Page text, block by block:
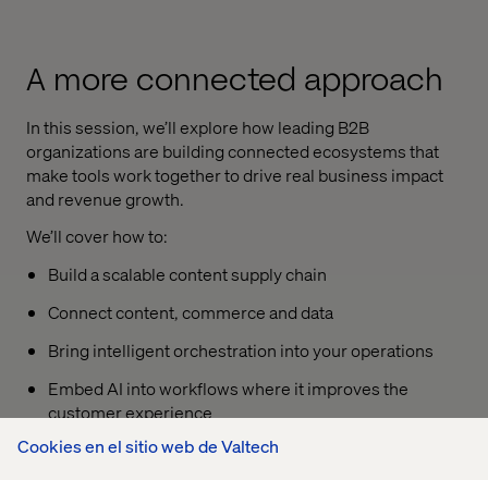
Cookies en el sitio web de Valtech
A more connected approach
In this session, we’ll explore how leading B2B
organizations are building connected ecosystems that
make tools work together to drive real business impact
and revenue growth.
We’ll cover how to:
Build a scalable content supply chain
Connect content, commerce and data
Bring intelligent orchestration into your operations
Embed AI into workflows where it improves the
customer experience